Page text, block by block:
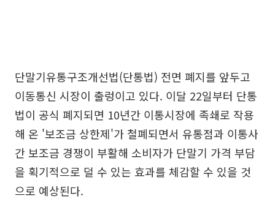
단말기유통구조개선법(단통법) 전면 폐지를 앞두고
이동통신 시장이 출렁이고 있다. 이달 22일부터 단통
법이 공식 폐지되면 10년간 이통시장에 족쇄로 작용
해 온 '보조금 상한제'가 철폐되면서 유통점과 이통사
간 보조금 경쟁이 부활해 소비자가 단말기 가격 부담
을 획기적으로 덜 수 있는 효과를 체감할 수 있을 것
으로 예상된다.